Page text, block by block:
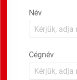
Név
Cégnév